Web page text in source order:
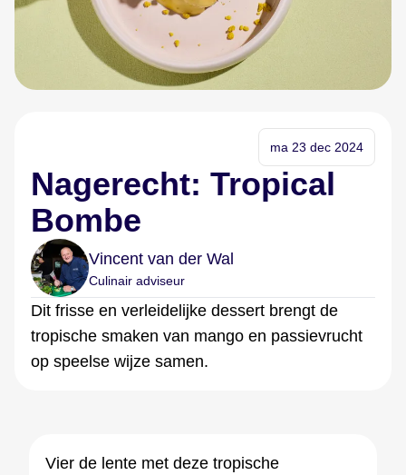
ma 23 dec 2024
Nagerecht: Tropical
Bombe
Vincent van der Wal
Culinair adviseur
Dit frisse en verleidelijke dessert brengt de
tropische smaken van mango en passievrucht
op speelse wijze samen.
Vier de lente met deze tropische